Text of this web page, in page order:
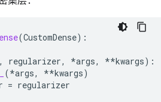
(CustomDense):
, regularizer, *args, **kwargs):
(*args, **kwargs)
= regularizer